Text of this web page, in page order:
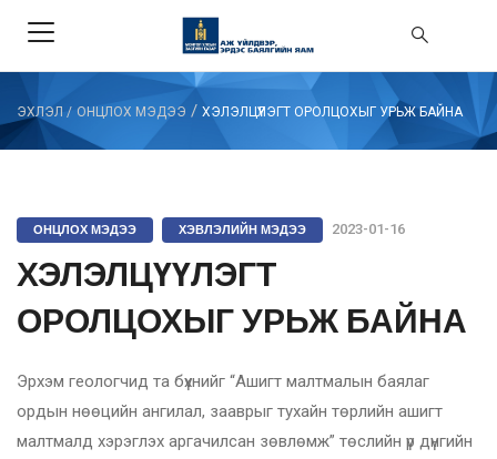
ЭХЛЭЛ / ОНЦЛОХ МЭДЭЭ / ХЭЛЭЛЦҮҮЛЭГТ ОРОЛЦОХЫГ УРЬЖ БАЙНА
ОНЦЛОХ МЭДЭЭ ХЭВЛЭЛИЙН МЭДЭЭ 2023-01-16
ХЭЛЭЛЦҮҮЛЭГТ
ОРОЛЦОХЫГ УРЬЖ БАЙНА
Эрхэм геологчид та бүхнийг “Ашигт малтмалын баялаг
ордын нөөцийн ангилал, зааврыг тухайн төрлийн ашигт
малтмалд хэрэглэх аргачилсан зөвлөмж” төслийн үр дүнгийн